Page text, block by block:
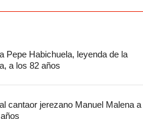
Pepe Habichuela, leyenda de la
a los 82 años
cantaor jerezano Manuel Malena a